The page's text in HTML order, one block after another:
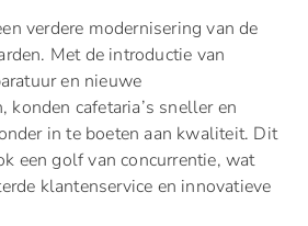
verdere modernisering van de
Met de introductie van
en nieuwe
konden cafetaria’s sneller en
in te boeten aan kwaliteit. Dit
een golf van concurrentie, wat
klantenservice en innovatieve